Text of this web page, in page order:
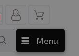
Menu